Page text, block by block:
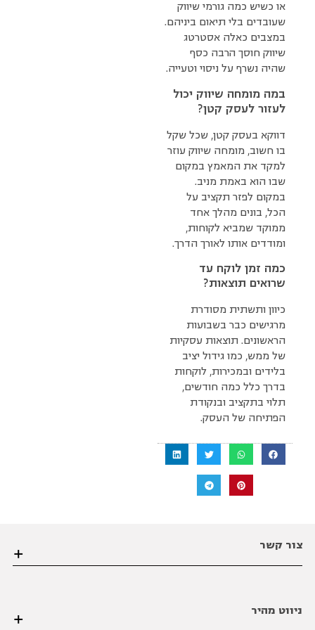
או כשיש כמה גורמי שיווק
שעובדים בלי תיאום ביניהם.
במצבים כאלה אסטרטג
שיווק חוסך הרבה כסף
שהיה נשרף על ניסוי וטעייה.
במה מומחה שיווק יכול
לעזור לעסק קטן?
דווקא בעסק קטן, שכל שקל
בו חשוב, מומחה שיווק עוזר
למקד את המאמץ במקום
שבו הוא באמת מניב.
במקום לפזר תקציב על
הכל, בונים מהלך אחד
ממוקד שמביא לקוחות,
ומודדים אותו לאורך הדרך.
כמה זמן לוקח עד
שרואים תוצאות?
כיוון ותשתית מסודרת
מרגישים כבר בשבועות
הראשונים. תוצאות עסקיות
של ממש, כמו גידול יציב
בלידים ובמכירות, לוקחות
בדרך כלל כמה חודשים,
תלוי בתקציב ובנקודת
הפתיחה של העסק.
צור קשר
03-6206021
ניווט מהיר